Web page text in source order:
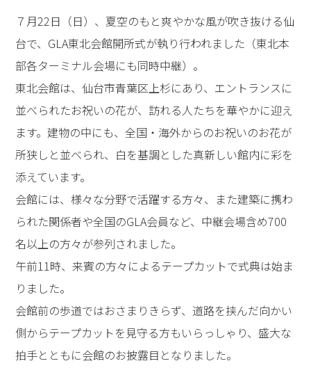
７月22日（日）、夏空のもと爽やかな風が吹き抜ける仙
台で、GLA東北会館開所式が執り行われました（東北本
部各ターミナル会場にも同時中継）。
東北会館は、仙台市青葉区上杉にあり、エントランスに
並べられたお祝いの花が、訪れる人たちを華やかに迎え
ます。建物の中にも、全国・海外からのお祝いのお花が
所狭しと並べられ、白を基調とした真新しい館内に彩を
添えています。
会館には、様々な分野で活躍する方々、また建築に携わ
られた関係者や全国のGLA会員など、中継会場含め700
名以上の方々が参列されました。
午前11時、来賓の方々によるテープカットで式典は始ま
りました。
会館前の歩道ではおさまりきらず、道路を挟んだ向かい
側からテープカットを見守る方もいらっしゃり、盛大な
拍手とともに会館のお披露目となりました。